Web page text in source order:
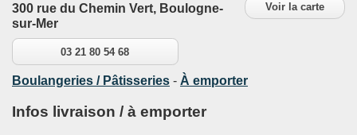
Voir la carte
300 rue du Chemin Vert, Boulogne-
sur-Mer
03 21 80 54 68
Boulangeries / Pâtisseries - À emporter
Infos livraison / à emporter